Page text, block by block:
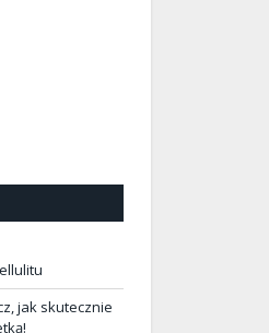
jak skutecznie